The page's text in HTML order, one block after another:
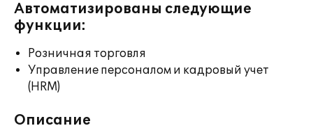
Автоматизированы следующие
функции:
Розничная торговля
Управление персоналом и кадровый учет
(HRM)
Описание